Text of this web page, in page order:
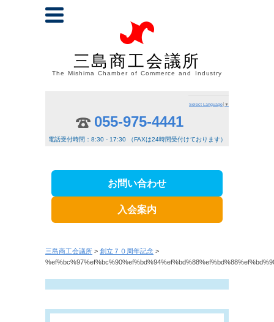
三島商工会議所
The Mishima Chamber of Commerce and Industry
Select Language ▼
055-975-4441
電話受付時間：8:30 - 17:30 （FAXは24時間受付けております）
お問い合わせ
入会案内
三島商工会議所 > 創立７０周年記念 >